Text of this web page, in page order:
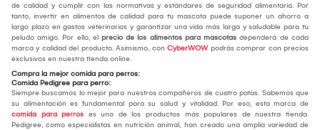
de calidad y cumplir con las normativas y estándares de seguridad alimentaria. Por
tanto, invertir en alimentos de calidad para tu mascota puede suponer un ahorro a
largo plazo en gastos veterinarios y garantizar una vida más larga y saludable para tu
peludo amigo. Por ello, el precio de los alimentos para mascotas dependerá de cada
marca y calidad del producto. Asimismo, con CyberWOWpodrás comprar con precios
exclusivos en nuestra tienda online.
Compra la mejor comida para perros:
Comida Pedigree para perro:
Siempre buscamos lo mejor para nuestros compañeros de cuatro patas. Sabemos que
su alimentación es fundamental para su salud y vitalidad. Por eso, esta marca de
comida para perros es uno de los productos más populares de nuestra tienda.
Pedigree, como especialistas en nutrición animal, han creado una amplia variedad de